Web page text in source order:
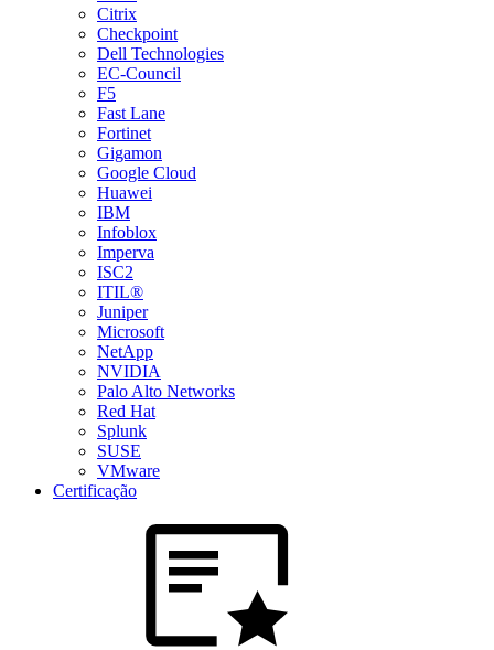
Citrix
Checkpoint
Dell Technologies
EC-Council
F5
Fast Lane
Fortinet
Gigamon
Google Cloud
Huawei
IBM
Infoblox
Imperva
ISC2
ITIL®
Juniper
Microsoft
NetApp
NVIDIA
Palo Alto Networks
Red Hat
Splunk
SUSE
VMware
Certificação